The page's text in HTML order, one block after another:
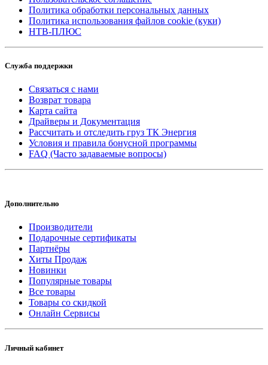
Политика обработки персональных данных
Политика использования файлов cookie (куки)
НТВ-ПЛЮС
Служба поддержки
Связаться с нами
Возврат товара
Карта сайта
Драйверы и Документация
Рассчитать и отследить груз ТК Энергия
Условия и правила бонусной программы
FAQ (Часто задаваемые вопросы)
Дополнительно
Производители
Подарочные сертификаты
Партнёры
Хиты Продаж
Новинки
Популярные товары
Все товары
Товары со скидкой
Онлайн Сервисы
Личный кабинет